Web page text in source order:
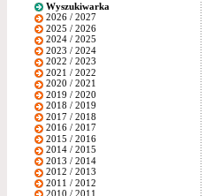
Wyszukiwarka
2026 / 2027
2025 / 2026
2024 / 2025
2023 / 2024
2022 / 2023
2021 / 2022
2020 / 2021
2019 / 2020
2018 / 2019
2017 / 2018
2016 / 2017
2015 / 2016
2014 / 2015
2013 / 2014
2012 / 2013
2011 / 2012
2010 / 2011